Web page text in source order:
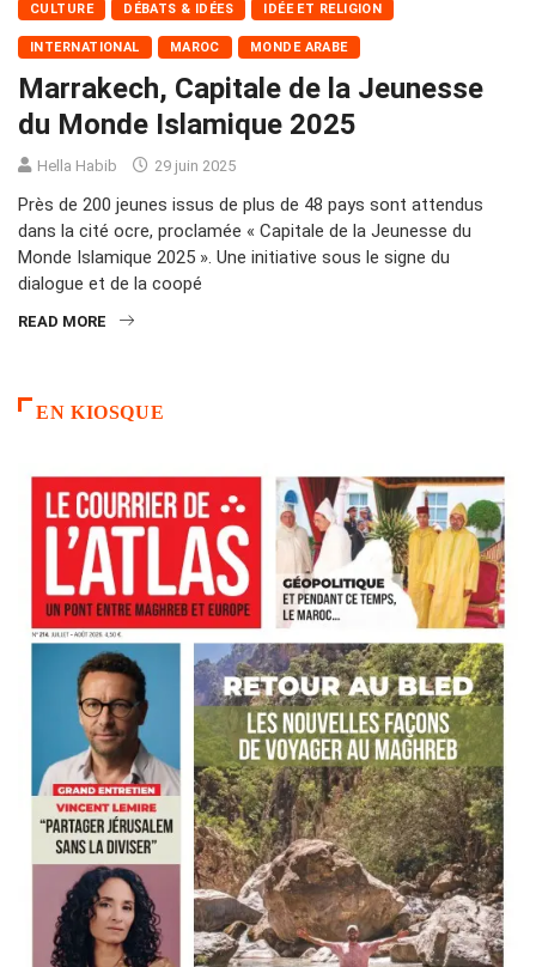
CULTURE DÉBATS & IDÉES IDÉE ET RELIGION
INTERNATIONAL MAROC MONDE ARABE
Marrakech, Capitale de la Jeunesse
du Monde Islamique 2025
Hella Habib 29 juin 2025
Près de 200 jeunes issus de plus de 48 pays sont attendus
dans la cité ocre, proclamée « Capitale de la Jeunesse du
Monde Islamique 2025 ». Une initiative sous le signe du
dialogue et de la coopé
READ MORE
EN KIOSQUE